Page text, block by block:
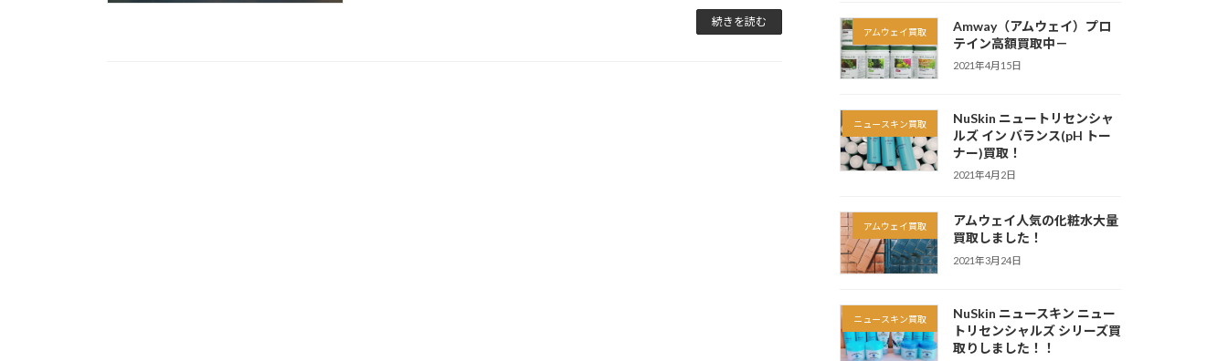
続きを読む
アムウェイ買取
Amway（アムウェイ）プロ
テイン高額買取中－
2021年4月15日
ニュースキン買取
NuSkin ニュートリセンシャ
ルズ イン バランス(pH トー
ナー)買取！
2021年4月2日
アムウェイ買取
アムウェイ人気の化粧水大量
買取しました！
2021年3月24日
ニュースキン買取
NuSkin ニュースキン ニュー
トリセンシャルズ シリーズ買
取りしました！！